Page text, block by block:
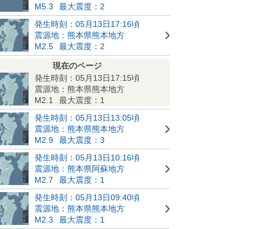
M5.3
最大震度：2
発生時刻：05月13日17:16頃
震源地：熊本県熊本地方
M2.5
最大震度：2
現在のページ
発生時刻：05月13日17:15頃
震源地：熊本県熊本地方
M2.1
最大震度：1
発生時刻：05月13日13:05頃
震源地：熊本県熊本地方
M2.9
最大震度：3
発生時刻：05月13日10:16頃
震源地：熊本県阿蘇地方
M2.7
最大震度：1
発生時刻：05月13日09:40頃
震源地：熊本県熊本地方
M2.3
最大震度：1